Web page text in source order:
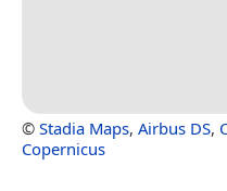
© Stadia Maps, Airbus DS,
Copernicus